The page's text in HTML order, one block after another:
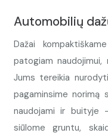
Automobilių
Dažai
patogiam naudojimui,
Jums tereikia
pagaminsime norimą
naudojami ir buityje
siūlome gruntu,